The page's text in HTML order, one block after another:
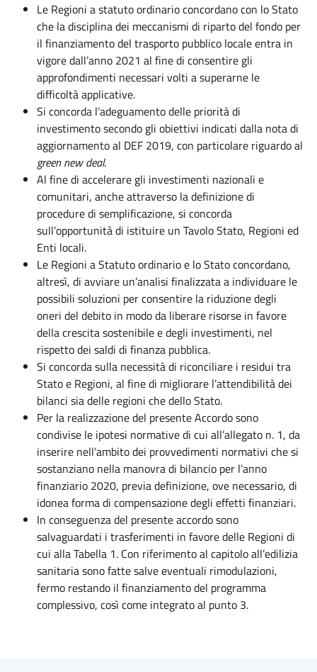
Le Regioni a statuto ordinario concordano con lo Stato
che la disciplina dei meccanismi di riparto del fondo per
il finanziamento del trasporto pubblico locale entra in
vigore dall’anno 2021 al fine di consentire gli
approfondimenti necessari volti a superarne le
difficoltà applicative.
Si concorda l’adeguamento delle priorità di
investimento secondo gli obiettivi indicati dalla nota di
aggiornamento al DEF 2019, con particolare riguardo al
green new deal.
Al fine di accelerare gli investimenti nazionali e
comunitari, anche attraverso la definizione di
procedure di semplificazione, si concorda
sull’opportunità di istituire un Tavolo Stato, Regioni ed
Enti locali.
Le Regioni a Statuto ordinario e lo Stato concordano,
altresì, di avviare un’analisi finalizzata a individuare le
possibili soluzioni per consentire la riduzione degli
oneri del debito in modo da liberare risorse in favore
della crescita sostenibile e degli investimenti, nel
rispetto dei saldi di finanza pubblica.
Si concorda sulla necessità di riconciliare i residui tra
Stato e Regioni, al fine di migliorare l’attendibilità dei
bilanci sia delle regioni che dello Stato.
Per la realizzazione del presente Accordo sono
condivise le ipotesi normative di cui all’allegato n. 1, da
inserire nell’ambito dei provvedimenti normativi che si
sostanziano nella manovra di bilancio per l’anno
finanziario 2020, previa definizione, ove necessario, di
idonea forma di compensazione degli effetti finanziari.
In conseguenza del presente accordo sono
salvaguardati i trasferimenti in favore delle Regioni di
cui alla Tabella 1. Con riferimento al capitolo all’edilizia
sanitaria sono fatte salve eventuali rimodulazioni,
fermo restando il finanziamento del programma
complessivo, così come integrato al punto 3.